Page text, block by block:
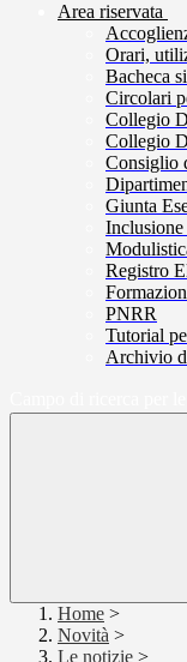
Area riservata
Orari,
Bacheca
Circolari
Collegio
Collegio
Consiglio
Giunta
Registro
PNRR
Tutorial
Archivio
Home >
Novità >
Le notizie >